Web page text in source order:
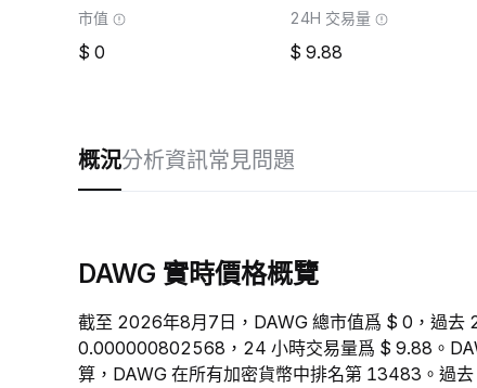
市值
0
24H 交易量
9.88
概況分析資訊常見問題
DAWG 實時價格概覽
截至 2026年8月7日，DAWG 總市值爲 $ 0，過
0.000000802568，24 小時交易量爲 $ 9.88。
算，DAWG 在所有加密貨幣中排名第 13483。過